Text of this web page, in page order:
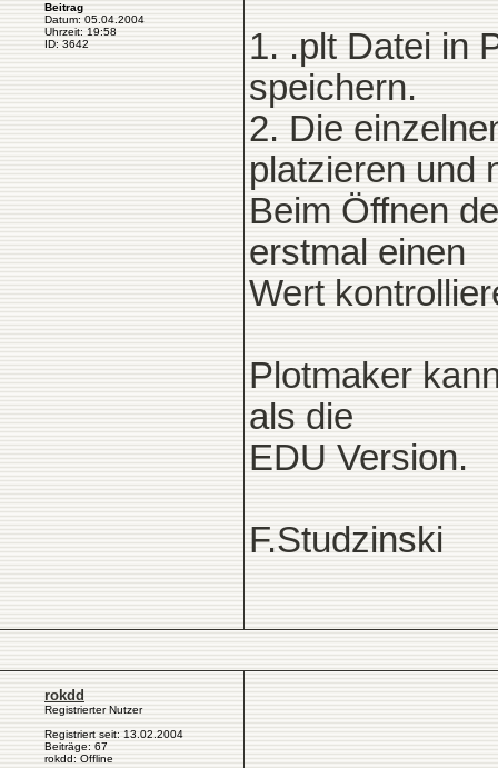
Beitrag
Datum: 05.04.2004
Uhrzeit: 19:58
ID: 3642
1. .plt Datei in
speichern.
2. Die
platzieren und
Beim Öffnen
erstmal einen
Wert
Plotmaker
als die
EDU Version.
F.Studzinski
rokdd
Registrierter Nutzer
Registriert seit: 13.02.2004
Beiträge: 67
rokdd: Offline